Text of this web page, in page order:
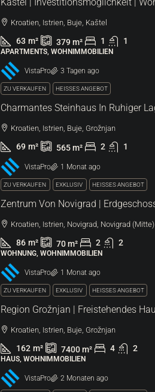
Kroatien, Istrien, Buje, Kaštel
63 m² 379m² 1 1
APARTMENTS, WOHNIMMOBILIEN
VistaPro 3 Tagen ago
ZU VERKAUFEN HEISSES ANGEBOT
Kroatien, Istrien, Buje, Grožnjan
69 m² 565m² 2 1
VistaPro 1 Monat ago
ZU VERKAUFEN EXKLUSIV HEISSES ANGEBOT
Kroatien, Istrien, Novigrad, Novigrad (Mitte)
86 m² 70m² 2 2
WOHNUNG, WOHNIMMOBILIEN
VistaPro 1 Monat ago
ZU VERKAUFEN EXKLUSIV HEISSES ANGEBOT
Kroatien, Istrien, Buje, Grožnjan
162 m² 7400m² 4 2
HAUS, WOHNIMMOBILIEN
VistaPro 2 Monaten ago